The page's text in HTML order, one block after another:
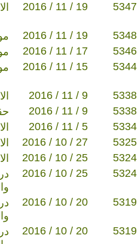
2016 / 11 / 19 5347
2016 / 11 / 19 5348
2016 / 11 / 17 5346
2016 / 11 / 15 5344
2016 / 11 / 9 5338
2016 / 11 / 9 5338
2016 / 11 / 5 5334
2016 / 10 / 27 5325
2016 / 10 / 25 5324
2016 / 10 / 25 5324
2016 / 10 / 20 5319
2016 / 10 / 20 5319